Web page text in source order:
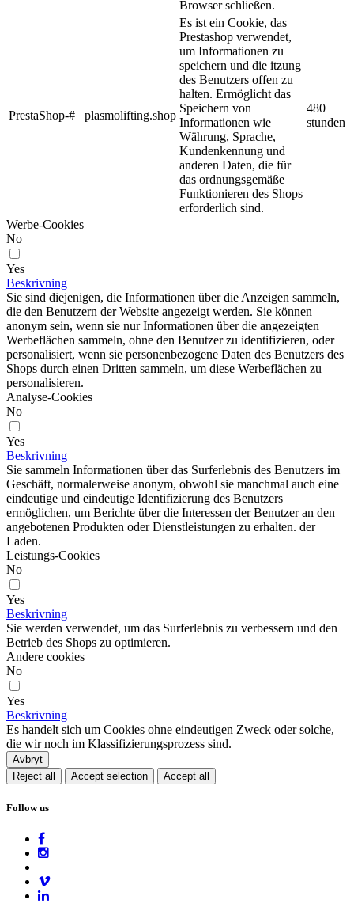
Browser schließen.
PrestaShop-# plasmolifting.shop
Es ist ein Cookie, das
Prestashop verwendet,
um Informationen zu
speichern und die itzung
des Benutzers offen zu
halten. Ermöglicht das
Speichern von
Informationen wie
Währung, Sprache,
Kundenkennung und
anderen Daten, die für
das ordnungsgemäße
Funktionieren des Shops
erforderlich sind.
480
stunden
Werbe-Cookies
No
Yes
Beskrivning
Sie sind diejenigen, die Informationen über die Anzeigen sammeln,
die den Benutzern der Website angezeigt werden. Sie können
anonym sein, wenn sie nur Informationen über die angezeigten
Werbeflächen sammeln, ohne den Benutzer zu identifizieren, oder
personalisiert, wenn sie personenbezogene Daten des Benutzers des
Shops durch einen Dritten sammeln, um diese Werbeflächen zu
personalisieren.
Analyse-Cookies
No
Yes
Beskrivning
Sie sammeln Informationen über das Surferlebnis des Benutzers im
Geschäft, normalerweise anonym, obwohl sie manchmal auch eine
eindeutige und eindeutige Identifizierung des Benutzers
ermöglichen, um Berichte über die Interessen der Benutzer an den
angebotenen Produkten oder Dienstleistungen zu erhalten. der
Laden.
Leistungs-Cookies
No
Yes
Beskrivning
Sie werden verwendet, um das Surferlebnis zu verbessern und den
Betrieb des Shops zu optimieren.
Andere cookies
No
Yes
Beskrivning
Es handelt sich um Cookies ohne eindeutigen Zweck oder solche,
die wir noch im Klassifizierungsprozess sind.
Avbryt
Reject all
Accept selection Accept all
Follow us